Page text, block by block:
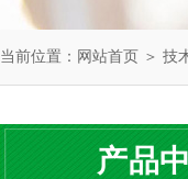
当前位置： 网站首页 ＞ 技
产品